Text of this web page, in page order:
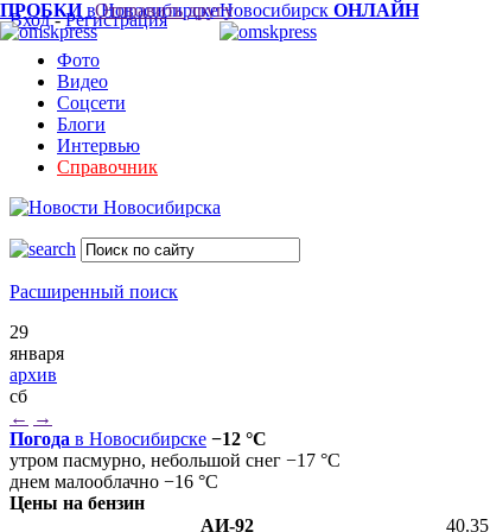
Вход-Регистрация
Фото
Видео
Соцсети
Блоги
Интервью
Справочник
Расширенный поиск
29
января
архив
сб
← →
Погода в Новосибирске −12 °C
утром пасмурно, небольшой снег −17 °C
днем малооблачно −16 °C
Цены на бензин
АИ-92
40.35
ПРОБКИв НовосибирскеНовосибирск ОНЛАЙН
Отправить другу